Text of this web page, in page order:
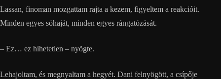
Lassan, finoman mozgattam rajta a kezem, figyeltem a reakcióit.
Minden egyes sóhaját, minden egyes rángatózását.
– Ez… ez hihetetlen – nyögte.
Lehajoltam, és megnyaltam a hegyét. Dani felnyögött, a csípője